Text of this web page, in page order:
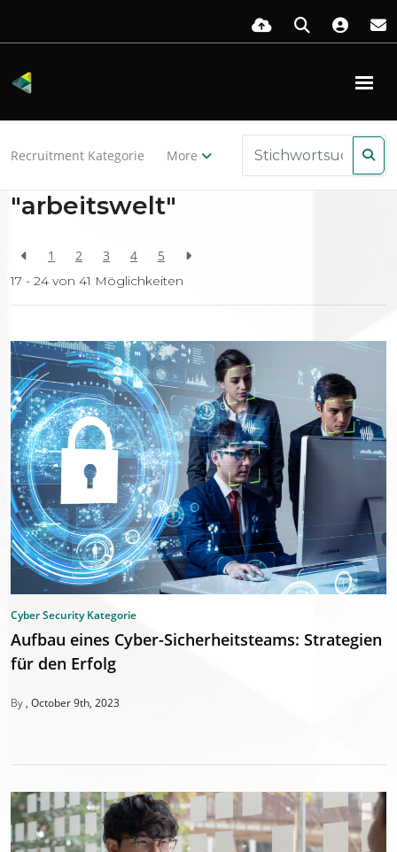
Recruitment Kategorie More
"arbeitswelt"
1 2 3 4 5
17 - 24 von 41 Möglichkeiten
Cyber Security Kategorie
Aufbau eines Cyber-Sicherheitsteams: Strategien
für den Erfolg
By October 9th, 2023